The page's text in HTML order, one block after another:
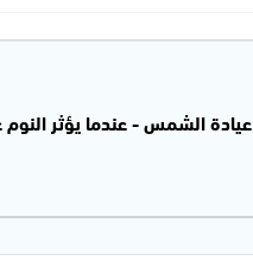
عيادة الشمس - عندما يؤثر النوم على